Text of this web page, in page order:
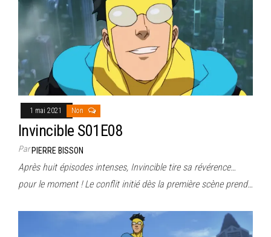
1 mai 2021 Non
Invincible S01E08
ParPIERRE BISSON
Après huit épisodes intenses, Invincible tire sa révérence…
pour le moment ! Le conflit initié dès la première scène prend…